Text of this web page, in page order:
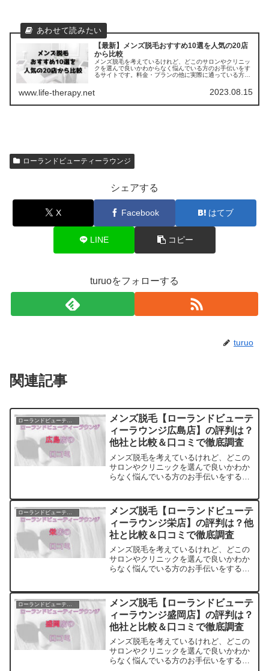
【最新】メンズ脱毛おすすめ10選を人気の20店
から比較
メンズ脱毛を考えているけれど、どこのサロンやクリニッ
クを選んで良いかわからなく悩んでいる方のお手伝いをす
るサイトです。料金・プランの他に実際に通っている方の
www.life-therapy.net 2023.08.15
ローランドビューティーラウンジ
シェアする
X Facebook はてブ
LINE コピー
turuoをフォローする
turuo
関連記事
メンズ脱毛【ローランドビューテ
ィーラウンジ広島店】の評判は？
他社と比較＆口コミで徹底調査
メンズ脱毛を考えているけれど、どこの
サロンやクリニックを選んで良いかわか
らなく悩んでいる方のお手伝いをするサ
た。他のサロンやクリニックとの比較も
できます。アクセスも解説
メンズ脱毛【ローランドビューテ
ィーラウンジ栄店】の評判は？他
社と比較＆口コミで徹底調査
メンズ脱毛を考えているけれど、どこの
サロンやクリニックを選んで良いかわか
らなく悩んでいる方のお手伝いをするサ
た。他のサロンやクリニックとの比較も
できます。アクセスも解説
ローランドビューティーラウンジ
メンズ脱毛【ローランドビューテ
ィーラウンジ盛岡店】の評判は？
他社と比較＆口コミで徹底調査
メンズ脱毛を考えているけれど、どこの
サロンやクリニックを選んで良いかわか
らなく悩んでいる方のお手伝いをするサ